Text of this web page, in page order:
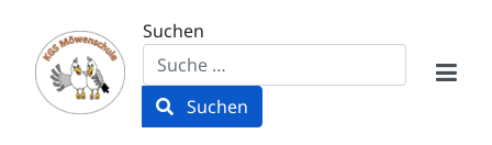
Suchen
Suchen